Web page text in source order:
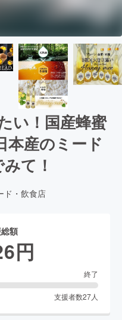
い！国産蜂蜜
本産のミード
て！
ド・飲食店
額
円
終了
支援者数27人